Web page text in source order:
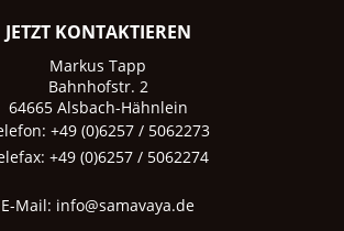
JETZT KONTAKTIEREN
Markus Tapp
Bahnhofstr. 2
64665 Alsbach-Hähnlein
+49 (0)6257 / 5062273
+49 (0)6257 / 5062274
E-Mail: info@samavaya.de